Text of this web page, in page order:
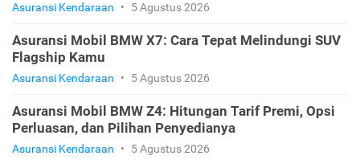
Asuransi Kendaraan • 5 Agustus 2026
Asuransi Mobil BMW X7: Cara Tepat Melindungi SUV
Flagship Kamu
Asuransi Kendaraan • 5 Agustus 2026
Asuransi Mobil BMW Z4: Hitungan Tarif Premi, Opsi
Perluasan, dan Pilihan Penyedianya
Asuransi Kendaraan • 5 Agustus 2026